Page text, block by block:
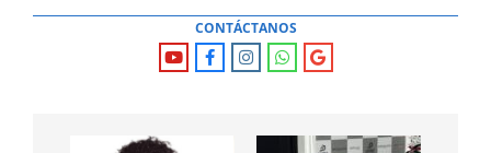
CONTÁCTANOS